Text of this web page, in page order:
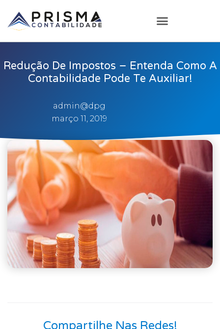
Redução De Impostos – Entenda Como A
Contabilidade Pode Te Auxiliar!
admin@dpg
março 11, 2019
Compartilhe Nas Redes!